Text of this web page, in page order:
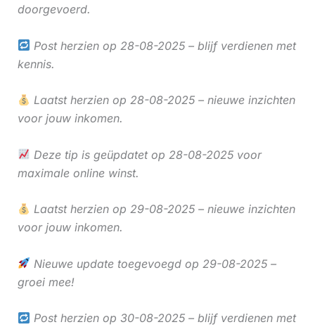
doorgevoerd.
Post herzien op 28-08-2025 – blijf verdienen met
kennis.
Laatst herzien op 28-08-2025 – nieuwe inzichten
voor jouw inkomen.
Deze tip is geüpdatet op 28-08-2025 voor
maximale online winst.
Laatst herzien op 29-08-2025 – nieuwe inzichten
voor jouw inkomen.
Nieuwe update toegevoegd op 29-08-2025 –
groei mee!
Post herzien op 30-08-2025 – blijf verdienen met